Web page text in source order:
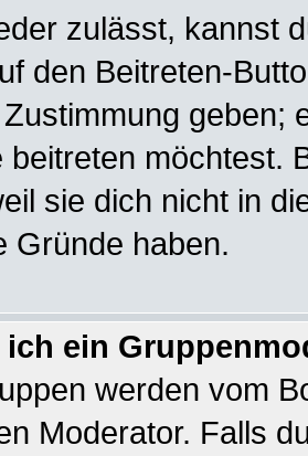
zulässt, kannst
den Beitreten-
geben;
beitreten möchtest.
sie dich nicht in
Gründe haben.
ich ein
werden vom
Moderator. Falls